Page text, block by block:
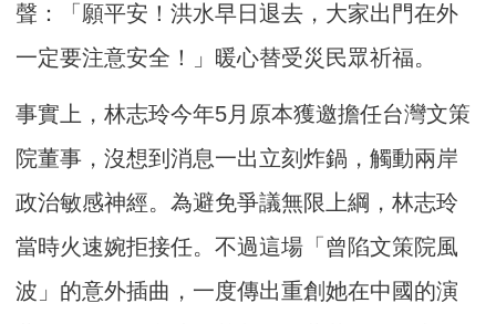
聲：「願平安！洪水早日退去，大家出門在外
一定要注意安全！」暖心替受災民眾祈福。
事實上，林志玲今年5月原本獲邀擔任台灣文策
院董事，沒想到消息一出立刻炸鍋，觸動兩岸
政治敏感神經。為避免爭議無限上綱，林志玲
當時火速婉拒接任。不過這場「曾陷文策院風
波」的意外插曲，一度傳出重創她在中國的演